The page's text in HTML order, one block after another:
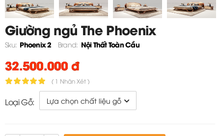
Giường ngủ The Phoenix
Sku: Phoenix 2 Brand: Nội Thất Toàn Cầu
32.500.000 đ
( 1 Nhận Xét )
Loại Gỗ: